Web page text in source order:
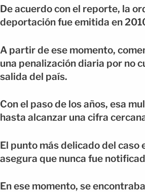
De acuerdo con el reporte, la
deportación fue emitida en
A partir de ese momento,
una penalización diaria por no
salida del país.
Con el paso de los años, esa
hasta alcanzar una cifra
El punto más delicado del caso
asegura que nunca fue
En ese momento, se